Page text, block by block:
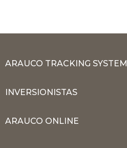
ARAUCO TRACKING SYSTEM
INVERSIONISTAS
ARAUCO ONLINE